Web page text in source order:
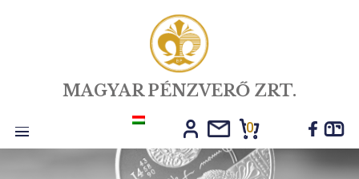
MAGYAR PÉNZVERŐ ZRT.
0